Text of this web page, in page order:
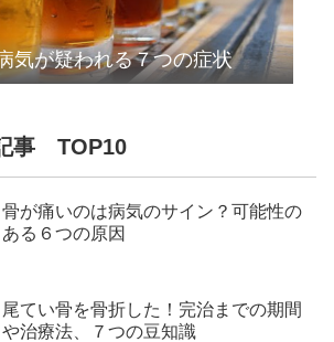
気が疑われる７つの症状
事 TOP10
骨が痛いのは病気のサイン？可能性の
ある６つの原因
尾てい骨を骨折した！完治までの期間
や治療法、７つの豆知識